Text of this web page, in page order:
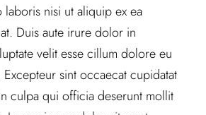
laboris nisi ut aliquip ex ea
Duis aute irure dolor in
velit esse cillum dolore eu
sint occaecat cupidatat
culpa qui officia deserunt mollit